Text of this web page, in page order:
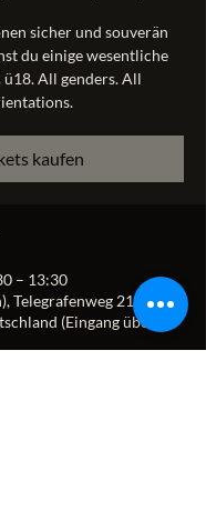
sicher und souverän
du einige wesentliche
ü18. All genders. All
kaufen
– 13:30
Telegrafenweg 21,
(Eingang über